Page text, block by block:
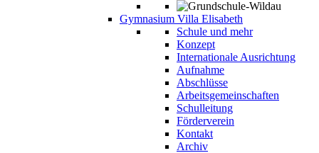
Gymnasium Villa Elisabeth
Schule und mehr
Konzept
Internationale Ausrichtung
Aufnahme
Abschlüsse
Arbeitsgemeinschaften
Schulleitung
Förderverein
Kontakt
Archiv